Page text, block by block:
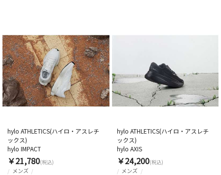
メンズ
hylo ATHLETICS(ハイロ・アスレチ
ックス)
hylo IMPACT
￥21,780(税込)
メンズ
hylo ATHLETICS(ハイロ・アスレチ
ックス)
hylo AXIS
￥24,200(税込)